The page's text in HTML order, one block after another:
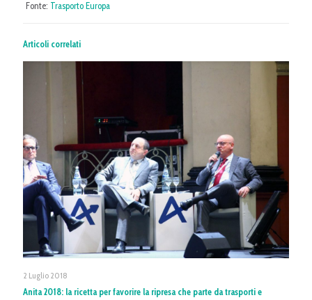
Fonte: Trasporto Europa
Articoli correlati
2 Luglio 2018
Anita 2018: la ricetta per favorire la ripresa che parte da trasporti e